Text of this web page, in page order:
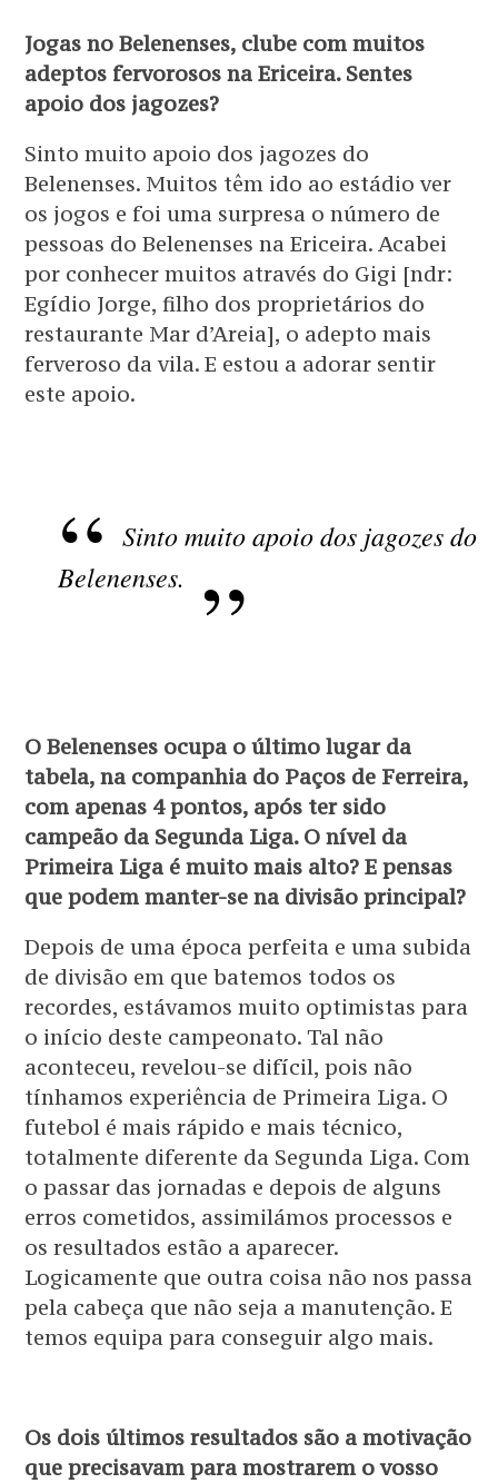
Jogas no Belenenses, clube com muitos
adeptos fervorosos na Ericeira. Sentes
apoio dos jagozes?
Sinto muito apoio dos jagozes do
Belenenses. Muitos têm ido ao estádio ver
os jogos e foi uma surpresa o número de
pessoas do Belenenses na Ericeira. Acabei
por conhecer muitos através do Gigi [ndr:
Egídio Jorge, filho dos proprietários do
restaurante Mar d’Areia], o adepto mais
ferveroso da vila. E estou a adorar sentir
este apoio.
Sinto muito apoio dos jagozes do
Belenenses.
O Belenenses ocupa o último lugar da
tabela, na companhia do Paços de Ferreira,
com apenas 4 pontos, após ter sido
campeão da Segunda Liga. O nível da
Primeira Liga é muito mais alto? E pensas
que podem manter-se na divisão principal?
Depois de uma época perfeita e uma subida
de divisão em que batemos todos os
recordes, estávamos muito optimistas para
o início deste campeonato. Tal não
aconteceu, revelou-se difícil, pois não
tínhamos experiência de Primeira Liga. O
futebol é mais rápido e mais técnico,
totalmente diferente da Segunda Liga. Com
o passar das jornadas e depois de alguns
erros cometidos, assimilámos processos e
os resultados estão a aparecer.
Logicamente que outra coisa não nos passa
pela cabeça que não seja a manutenção. E
temos equipa para conseguir algo mais.
Os dois últimos resultados são a motivação
que precisavam para mostrarem o vosso